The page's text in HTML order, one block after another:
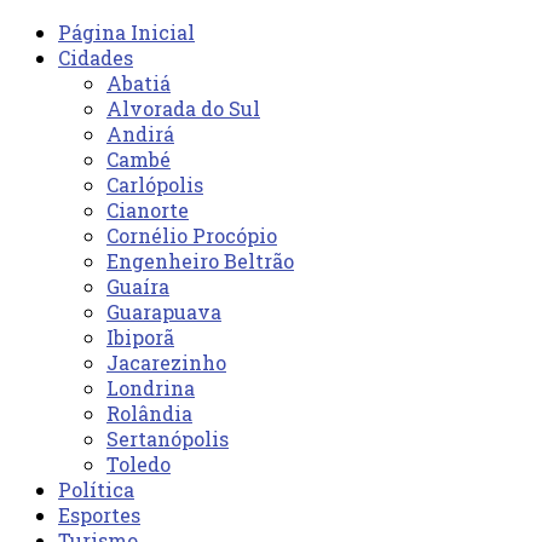
Página Inicial
Cidades
Abatiá
Alvorada do Sul
Andirá
Cambé
Carlópolis
Cianorte
Cornélio Procópio
Engenheiro Beltrão
Guaíra
Guarapuava
Ibiporã
Jacarezinho
Londrina
Rolândia
Sertanópolis
Toledo
Política
Esportes